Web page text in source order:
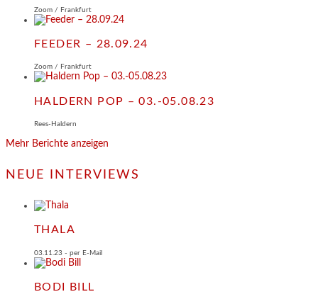
Zoom / Frankfurt
FEEDER – 28.09.24
Zoom / Frankfurt
HALDERN POP – 03.-05.08.23
Rees-Haldern
Mehr Berichte anzeigen
NEUE INTERVIEWS
THALA
03.11.23 - per E-Mail
BODI BILL